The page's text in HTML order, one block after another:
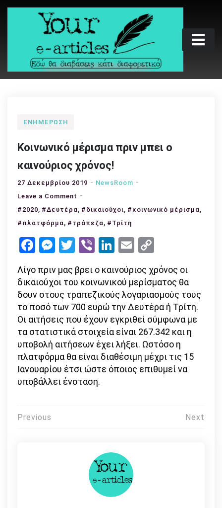
Skip
Your e-articles
Εδώ θα διαβάσεις κάτι διαφορετικό
ΕΝΗΜΈΡΩΣΗ
Κοινωνικό μέρισμα πριν μπει ο
καινούριος χρόνος!
27 Δεκεμβρίου 2019
NewsRoom
Leave a Comment on
Κοινωνικό
μέρισμα
μπει
καινούριος
χρόνος!
#2020, #Δευτέρα, #δικαιούχοι, #κοινωνικό μέρισμα,
#πλατφόρμα, #τράπεζα, #Τρίτη
Facebook
Messenger
Twitter
ViberLinkedIn
Email
Link
Λίγο πριν μας βρει ο καινούριος χρόνος οι
δικαιούχοι του κοινωνικού μερίσματος θα
δουν στους τραπεζικούς λογαριασμούς τους
το ποσό των 700 ευρώ την Δευτέρα ή Τρίτη.
Οι αιτήσεις που έχουν εγκριθεί σύμφωνα με
τα στατιστικά στοιχεία είναι 267.342 και η
υποβολή αιτήσεων έχει λήξει. Ωστόσο η
πλατφόρμα θα είναι διαθέσιμη μέχρι τις 15
Ιανουαρίου έτσι ώστε όποιος επιθυμεί να
υποβάλλει ένσταση.
Πλοήγηση
Previous Next